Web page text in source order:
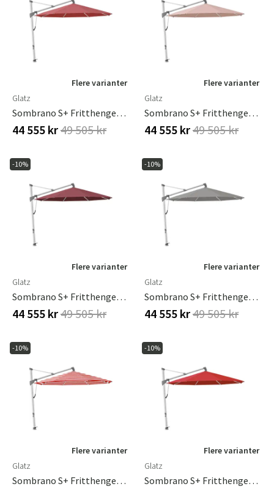
Flere varianter
Glatz
Sombrano S+ Fritthengende Parasoll 400 Cm Anodisert Aluminium Kat.5 637 Cherry
44 555 kr49 505 kr
Flere varianter
Glatz
Sombrano S+ Fritthengende Parasoll 400 Cm Anodisert Aluminium Kat.5 639 Blush
44 555 kr49 505 kr
-10%
Flere varianter
Glatz
Sombrano S+ Fritthengende Parasoll 400 Cm Anodisert Aluminium Kat.5 644 Merlot
44 555 kr49 505 kr
-10%
Flere varianter
Glatz
Sombrano S+ Fritthengende Parasoll 400 Cm Anodisert Aluminium Kat.5 684 Urban Shadow
44 555 kr49 505 kr
-10%
Flere varianter
Glatz
Sombrano S+ Fritthengende Parasoll 400 Cm Anodisert Aluminium Kat.5 800 Red Stripe
-10%
Flere varianter
Glatz
Sombrano S+ Fritthengende Parasoll 400 Cm Anodisert Aluminium Kat.5 801 Campari